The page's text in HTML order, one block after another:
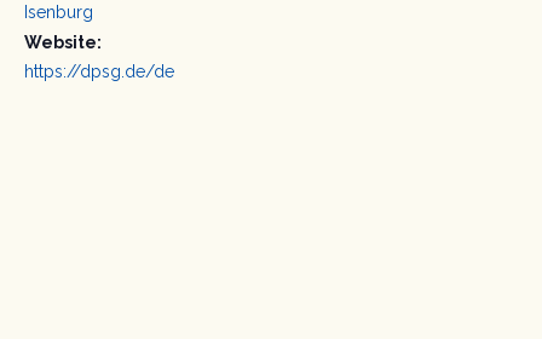
Isenburg
Website:
https://dpsg.de/de